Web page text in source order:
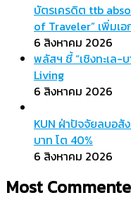
บัตรเครดิต ttb
of Traveler” เพิ่มเ
6 สิงหาคม 2026
พลัสฯ ชี้ “เชิงทะเล-
Living
6 สิงหาคม 2026
KUN ฝ่าปัจจัยลบอสั
บาท โต 40%
6 สิงหาคม 2026
Most